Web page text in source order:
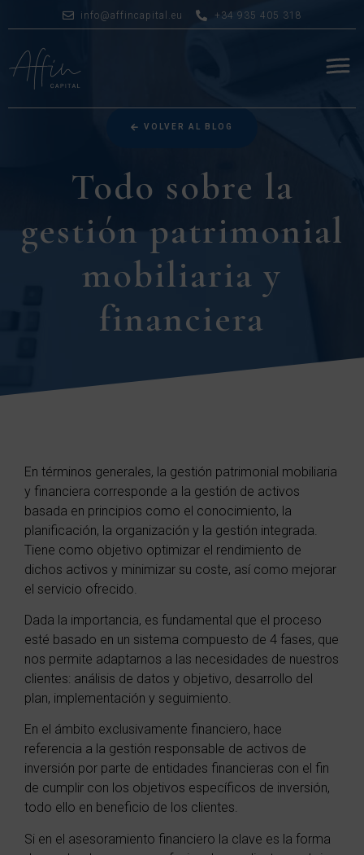
info@affincapital.eu +34 935 405 318
VOLVER AL BLOG
Todo sobre la
gestión patrimonial
mobiliaria y
financiera
En términos generales, la gestión patrimonial mobiliaria
y financiera corresponde a la gestión de activos
basada en principios como el conocimiento, la
planificación, la organización y la gestión integrada.
Tiene como objetivo optimizar el rendimiento de
dichos activos y minimizar su coste, así como mejorar
el servicio ofrecido.
Dada la importancia, es fundamental que el proceso
esté basado en un sistema compuesto de 4 fases, que
nos permite adaptarnos a las necesidades de nuestros
clientes: análisis de datos y objetivo, desarrollo del
plan, implementación y seguimiento.
En el ámbito exclusivamente financiero, hace
referencia a la gestión responsable de activos de
inversión por parte de entidades financieras con el fin
de cumplir con los objetivos específicos de inversión,
todo ello en beneficio de los clientes.
Si en el asesoramiento financiero la clave es la forma